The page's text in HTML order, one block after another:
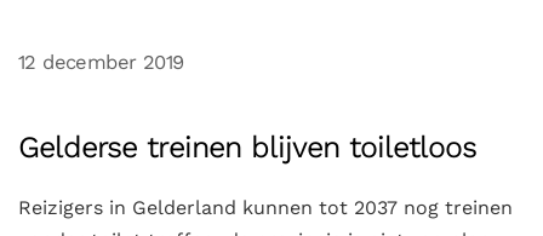
12 december 2019
Gelderse treinen blijven toiletloos
Reizigers in Gelderland kunnen tot 2037 nog treinen